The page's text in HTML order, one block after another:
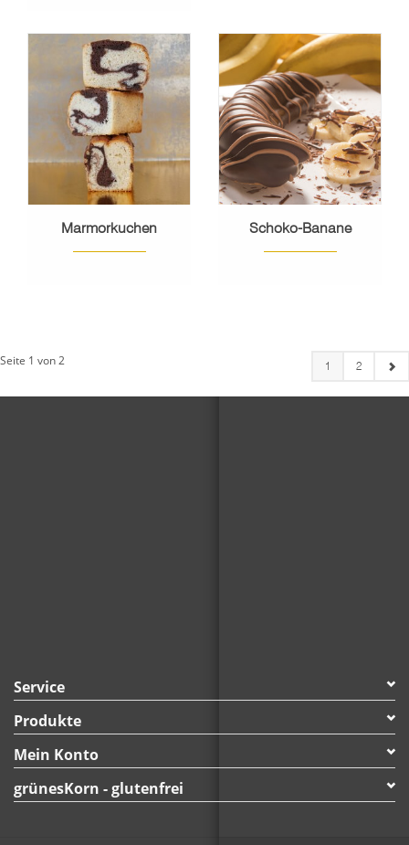
Marmorkuchen Schoko-Banane
Seite 1 von 2 1 2
Service
Produkte
Mein Konto
grünesKorn - glutenfrei